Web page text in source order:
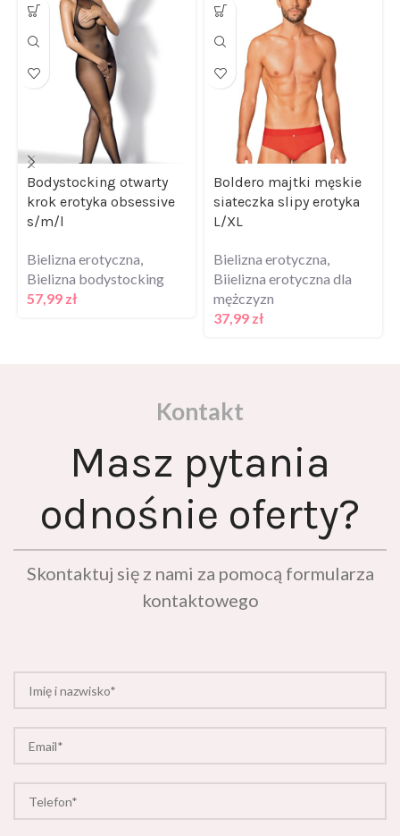
Bodystocking otwarty
krok erotyka obsessive
s/m/l
Bielizna erotyczna
Bielizna bodystocking
57,99 zł
Boldero majtki męskie
siateczka slipy erotyka
L/XL
Bielizna erotyczna
Biielizna erotyczna dla
mężczyzn
37,99 zł
Kontakt
Masz pytania
odnośnie oferty?
Skontaktuj się z nami za pomocą formularza
kontaktowego